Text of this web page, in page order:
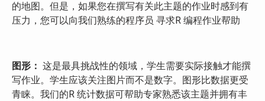
的地图。但是，如果您在撰写有关此主题的作业时感到有
压力，您可以向我们熟练的程序员 寻求R 编程作业帮助
图形： 这是最具挑战性的领域，学生需要实际接触才能撰
写作业。学生应该关注图片而不是数字。图形比数据更受
青睐。我们的R 统计数据可帮助专家熟悉该主题并拥有丰